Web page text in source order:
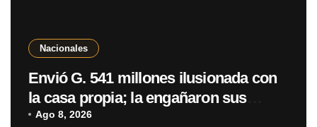
Nacionales
Envió G. 541 millones ilusionada con
la casa propia; la engañaron sus
parientes
Ago 8, 2026